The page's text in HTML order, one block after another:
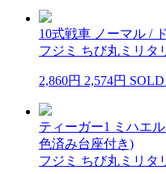
10式戦車 ノーマル /
フジミ ちび丸ミリタ
2,860円 2,574円
ティーガー1 ミハエ
色済み台座付き)
フジミ ちび丸ミリタ